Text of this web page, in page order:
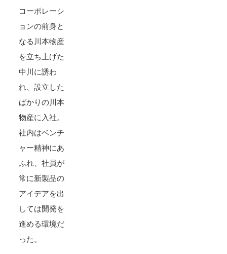
コーポレーシ
ョンの前身と
なる川本物産
を立ち上げた
中川に誘わ
れ、設立した
ばかりの川本
物産に入社。
社内はベンチ
ャー精神にあ
ふれ、社員が
常に新製品の
アイデアを出
しては開発を
進める環境だ
った。